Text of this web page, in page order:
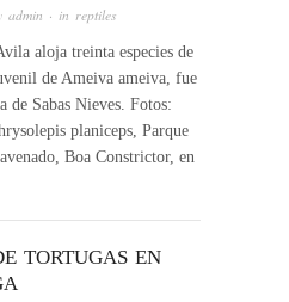
admin · in reptiles
aloja treinta especies de
de Ameiva ameiva, fue
de Sabas Nieves. Fotos:
planiceps, Parque
Boa Constrictor, en
TORTUGAS EN